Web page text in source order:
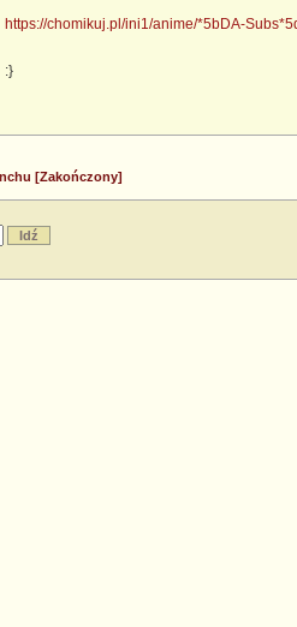
https://chomikuj.pl/ini1/anime/*5bDA-
:}
[Zakończony]